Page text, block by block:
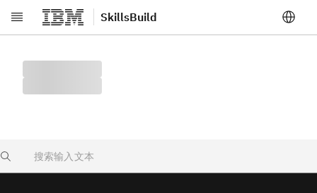
跳转至主要内容 SkillsBuild
Search